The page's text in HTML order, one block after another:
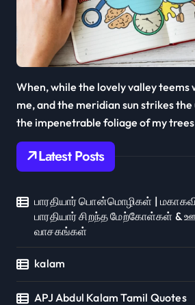
When, while the lovely valley teems
me, and the meridian sun strikes
the impenetrable foliage of my trees
Latest Posts
பாரதியார் பொன்மொழிகள் | மகாகவி
பாரதியார் சிறந்த மேற்கோள்கள் &
வாசகங்கள்
kalam
APJ Abdul Kalam Tamil Quotes